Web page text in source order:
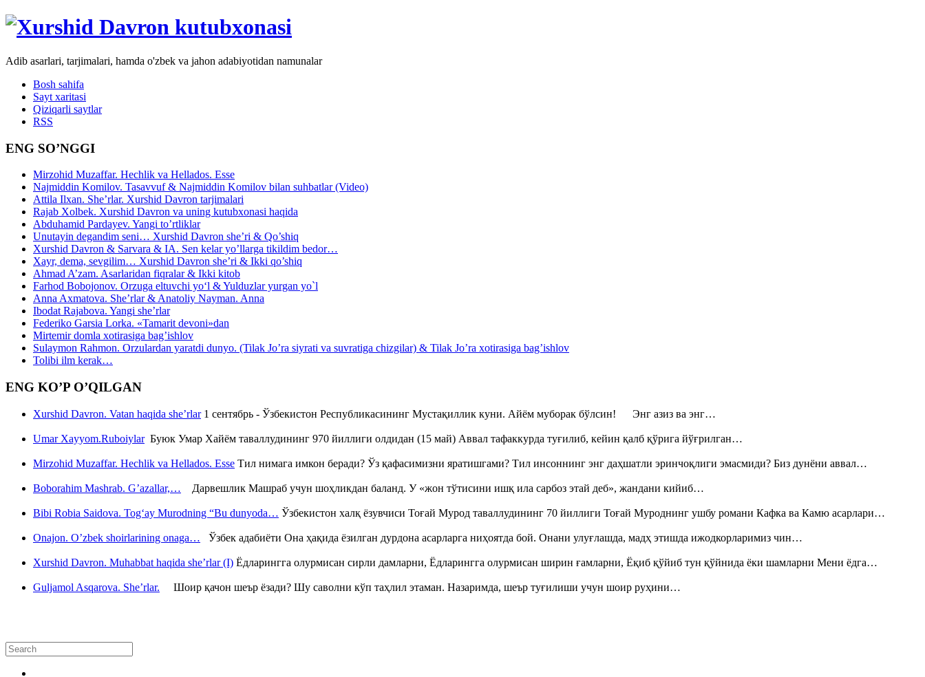
Adib asarlari, tarjimalari, hamda o'zbek va jahon adabiyotidan namunalar
Bosh sahifa
Sayt xaritasi
Qiziqarli saytlar
RSS
ENG SO’NGGI
Mirzohid Muzaffar. Hechlik va Hellados. Esse
Najmiddin Komilov. Tasavvuf & Najmiddin Komilov bilan suhbatlar (Video)
Attila Ilxan. She’rlar. Xurshid Davron tarjimalari
Rajab Xolbek. Xurshid Davron va uning kutubxonasi haqida
Abduhamid Pardayev. Yangi to’rtliklar
Unutayin degandim seni… Xurshid Davron she’ri & Qo’shiq
Xurshid Davron & Sarvara & IA. Sen kelar yo’llarga tikildim bedor…
Xayr, dema, sevgilim… Xurshid Davron she’ri & Ikki qo’shiq
Ahmad A’zam. Asarlaridan fiqralar & Ikki kitob
Farhod Bobojonov. Orzuga eltuvchi yo‘l & Yulduzlar yurgan yo`l
Anna Axmatova. She’rlar & Anatoliy Nayman. Anna
Ibodat Rajabova. Yangi she’rlar
Federiko Garsia Lorka. «Tamarit devoni»dan
Mirtemir domla xotirasiga bag’ishlov
Sulaymon Rahmon. Orzulardan yaratdi dunyo. (Tilak Jo’ra siyrati va suvratiga chizgilar) & Tilak Jo’ra xotirasiga bag’ishlov
Tolibi ilm kerak…
ENG KO’P O’QILGAN
Xurshid Davron. Vatan haqida she’rlar1 сентябрь - Ўзбекистон Республикасининг Мустақиллик куни. Айём муборак бўлсин! Энг азиз ва энг…
Umar Xayyom.RuboiylarБуюк Умар Хайём таваллудининг 970 йиллиги олдидан (15 май) Аввал тафаккурда туғилиб, кейин қалб қўрига йўғрилган…
Mirzohid Muzaffar. Hechlik va Hellados. Esse Тил нимага имкон беради? Ўз қафасимизни яратишгами? Тил инсоннинг энг даҳшатли эринчоқлиги эмасмиди? Биз дунёни аввал…
Boborahim Mashrab. G’azallar,… Дарвешлик Машраб учун шоҳликдан баланд. У «жон тўтисини ишқ ила сарбоз этай деб», жандани кийиб…
Bibi Robia Saidova. Tog‘ay Murodning “Bu dunyoda… Ўзбекистон халқ ёзувчиси Тоғай Мурод таваллудининг 70 йиллиги Тоғай Муроднинг ушбу романи Кафка ва Камю асарлари…
Onajon. O’zbek shoirlarining onaga… Ўзбек адабиёти Она ҳақида ёзилган дурдона асарларга ниҳоятда бой. Онани улуғлашда, мадҳ этишда ижодкорларимиз чин…
Xurshid Davron. Muhabbat haqida she’rlar (I) Ёдларингга олурмисан сирли дамларни, Ёдларингга олурмисан ширин ғамларни, Ёқиб қўйиб тун қўйнида ёки шамларни Мени ёдга…
Guljamol Asqarova. She’rlar. Шоир қачон шеър ёзади? Шу саволни кўп таҳлил этаман. Назаримда, шеър туғилиши учун шоир руҳини…